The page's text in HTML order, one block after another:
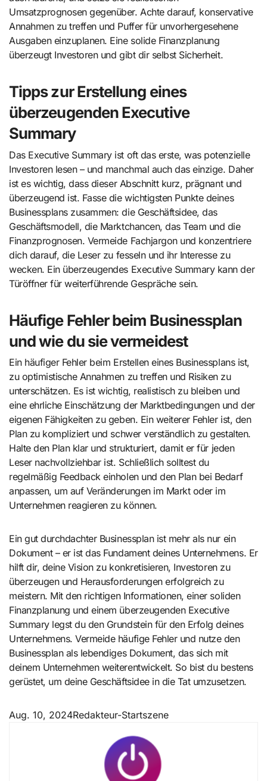
Umsatzprognosen gegenüber. Achte darauf, konservative
Annahmen zu treffen und Puffer für unvorhergesehene
Ausgaben einzuplanen. Eine solide Finanzplanung
überzeugt Investoren und gibt dir selbst Sicherheit.
Tipps zur Erstellung eines
überzeugenden Executive
Summary
Das Executive Summary ist oft das erste, was potenzielle
Investoren lesen – und manchmal auch das einzige. Daher
ist es wichtig, dass dieser Abschnitt kurz, prägnant und
überzeugend ist. Fasse die wichtigsten Punkte deines
Businessplans zusammen: die Geschäftsidee, das
Geschäftsmodell, die Marktchancen, das Team und die
Finanzprognosen. Vermeide Fachjargon und konzentriere
dich darauf, die Leser zu fesseln und ihr Interesse zu
wecken. Ein überzeugendes Executive Summary kann der
Türöffner für weiterführende Gespräche sein.
Häufige Fehler beim Businessplan
und wie du sie vermeidest
Ein häufiger Fehler beim Erstellen eines Businessplans ist,
zu optimistische Annahmen zu treffen und Risiken zu
unterschätzen. Es ist wichtig, realistisch zu bleiben und
eine ehrliche Einschätzung der Marktbedingungen und der
eigenen Fähigkeiten zu geben. Ein weiterer Fehler ist, den
Plan zu kompliziert und schwer verständlich zu gestalten.
Halte den Plan klar und strukturiert, damit er für jeden
Leser nachvollziehbar ist. Schließlich solltest du
regelmäßig Feedback einholen und den Plan bei Bedarf
anpassen, um auf Veränderungen im Markt oder im
Unternehmen reagieren zu können.
Ein gut durchdachter Businessplan ist mehr als nur ein
Dokument – er ist das Fundament deines Unternehmens. Er
hilft dir, deine Vision zu konkretisieren, Investoren zu
überzeugen und Herausforderungen erfolgreich zu
meistern. Mit den richtigen Informationen, einer soliden
Finanzplanung und einem überzeugenden Executive
Summary legst du den Grundstein für den Erfolg deines
Unternehmens. Vermeide häufige Fehler und nutze den
Businessplan als lebendiges Dokument, das sich mit
deinem Unternehmen weiterentwickelt. So bist du bestens
gerüstet, um deine Geschäftsidee in die Tat umzusetzen.
Aug. 10, 2024Redakteur-Startszene